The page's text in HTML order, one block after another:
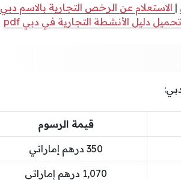
| الاستعلام عن الرخص التجارية بالاسم دبي
تحميل دليل الأنشطة التجارية في دبي pdf
قيمة الرسوم
350 درهم إماراتي
1,070 درهم إماراتي